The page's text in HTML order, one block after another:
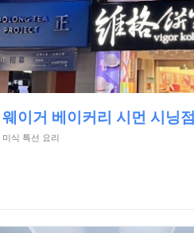
웨이거 베이커리 시먼 시닝점
미식 특선 요리